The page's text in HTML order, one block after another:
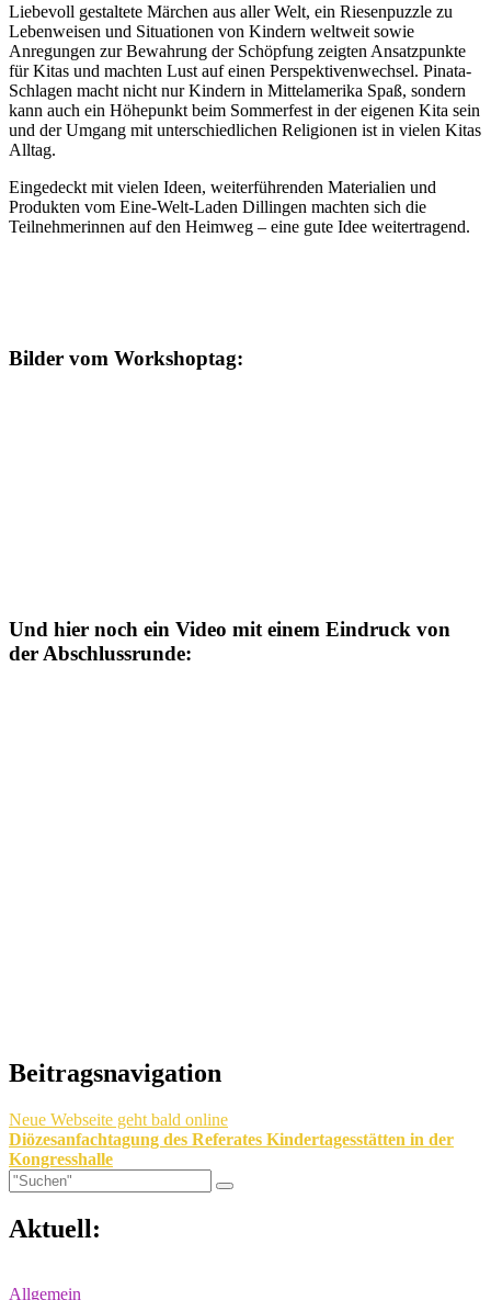
Liebevoll gestaltete Märchen aus aller Welt, ein Riesenpuzzle zu
Lebenweisen und Situationen von Kindern weltweit sowie
Anregungen zur Bewahrung der Schöpfung zeigten Ansatzpunkte
für Kitas und machten Lust auf einen Perspektivenwechsel. Pinata-
Schlagen macht nicht nur Kindern in Mittelamerika Spaß, sondern
kann auch ein Höhepunkt beim Sommerfest in der eigenen Kita sein
und der Umgang mit unterschiedlichen Religionen ist in vielen Kitas
Alltag.
Eingedeckt mit vielen Ideen, weiterführenden Materialien und
Produkten vom Eine-Welt-Laden Dillingen machten sich die
Teilnehmerinnen auf den Heimweg – eine gute Idee weitertragend.
Bilder vom Workshoptag:
Und hier noch ein Video mit einem Eindruck von
der Abschlussrunde:
Beitragsnavigation
Neue Webseite geht bald online
Diözesanfachtagung des Referates Kindertagesstätten in der
Kongresshalle
Aktuell:
Allgemein